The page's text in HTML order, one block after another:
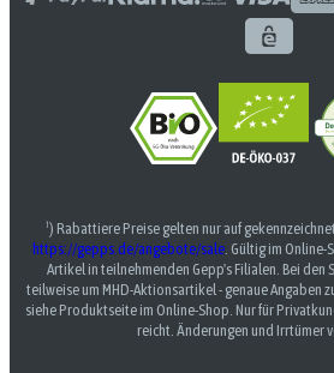
¹) Rabattiere Preise gelten nur auf
https://gepps.de/angebote/sale. Gültig im Online-
Artikel in teilnehmenden Gepp's Filialen. Bei den
teilweise um MHD-Aktionsartikel - genaue Angaben
siehe Produktseite im Online-Shop. Nur für
reicht. Änderungen und Irrtümer